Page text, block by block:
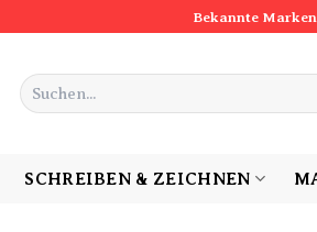
Bekannte Marken
Suchen
nach:
SCHREIBEN & ZEICHNEN